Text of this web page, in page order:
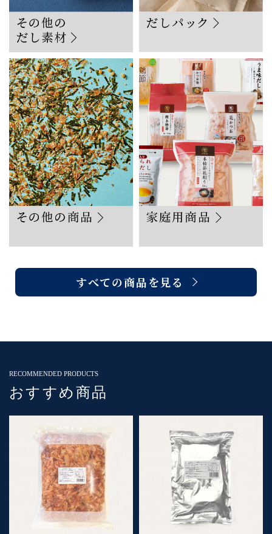
すべての商品を見る
RECOMMENDED PRODUCTS
おすすめ商品